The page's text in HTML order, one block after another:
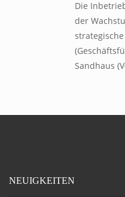
Die
der
Sandhaus
NEUIGKEITEN